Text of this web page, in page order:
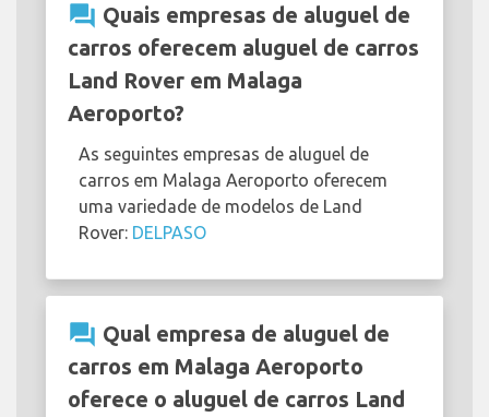
question_answer Quais empresas de aluguel de
carros oferecem aluguel de carros
Land Rover em Malaga
Aeroporto?
As seguintes empresas de aluguel de
carros em Malaga Aeroporto oferecem
uma variedade de modelos de Land
Rover: DELPASO
question_answer Qual empresa de aluguel de
carros em Malaga Aeroporto
oferece o aluguel de carros Land